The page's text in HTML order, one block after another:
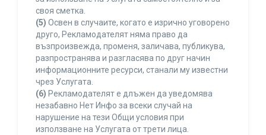
своя сметка.
(5) Освен в случаите, когато е изрично уговорено
друго, Рекламодателят няма право да
възпроизвежда, променя, заличава, публикува,
разпространява и разгласява по друг начин
информационните ресурси, станали му известни
чрез Услугата.
(6) Рекламодателят е длъжен да уведомява
незабавно Нет Инфо за всеки случай на
нарушение на тези Общи условия при
използване на Услугата от трети лица.